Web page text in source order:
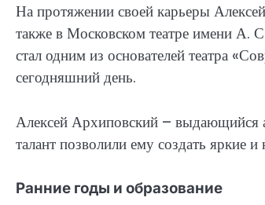
На протяжении своей карьеры
также в Московском театре имени А.
стал одним из основателей театра
сегодняшний день.
Алексей Архиповский – выдающийся
талант позволили ему создать яркие
Ранние годы и образование